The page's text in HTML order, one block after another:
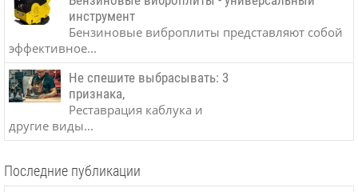
инструмент
Бензиновые виброплиты представляют собой
эффективное...
Не спешите выбрасывать: 3
признака,
Реставрация каблука и
другие виды...
Последние публикации